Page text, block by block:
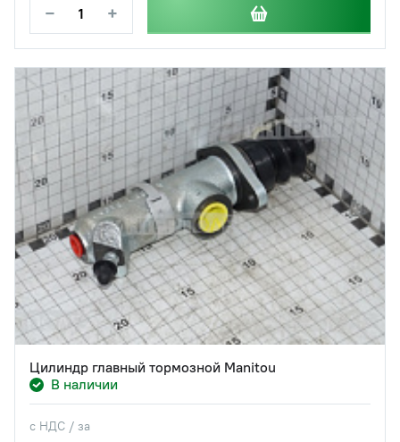
− +
Цилиндр главный тормозной Manitou
В наличии
с НДС / за